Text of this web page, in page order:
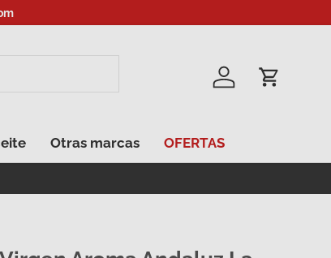
Iniciar sesión
Carrito
Otras marcas OFERTAS